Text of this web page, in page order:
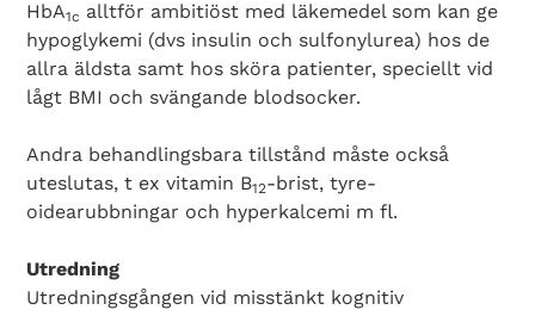
HbA1c alltför ambitiöst med läkemedel som kan ge
hypoglykemi (dvs insulin och sulfonylurea) hos de
allra äldsta samt hos sköra patienter, speciellt vid
lågt BMI och svängande blodsocker.
Andra behandlingsbara tillstånd måste också
uteslutas, t ex vitamin B12-brist, tyre­
oidearubbningar och hyperkalcemi m fl.
Utredning
Utredningsgången vid misstänkt kognitiv